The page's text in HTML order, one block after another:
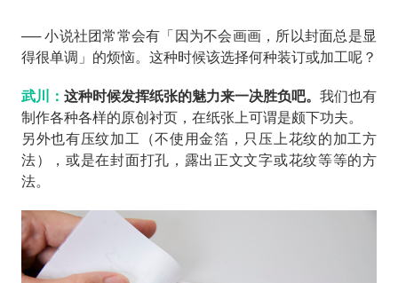
── 小说社团常常会有「因为不会画画，所以封面总是显
得很单调」的烦恼。这种时候该选择何种装订或加工呢？
武川： 这种时候发挥纸张的魅力来一决胜负吧。 我们也有
制作各种各样的原创衬页，在纸张上可谓是颇下功夫。
另外也有压纹加工（不使用金箔，只压上花纹的加工方
法），或是在封面打孔，露出正文文字或花纹等等的方
法。